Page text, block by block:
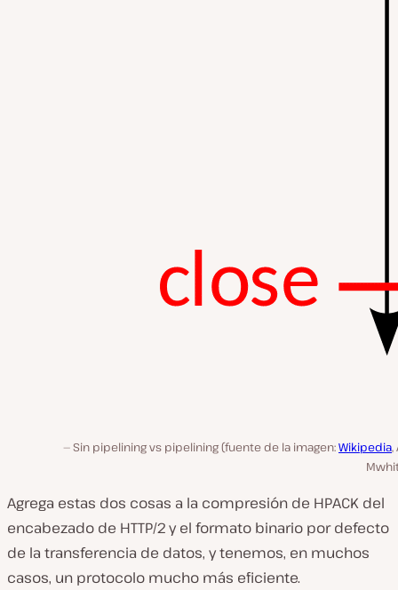
Sin pipelining vs pipelining (fuente de la imagen:Wikipedia,
Agrega estas dos cosas a la compresión de HPACK del
encabezado de HTTP/2 y el formato binario por defecto
de la transferencia de datos, y tenemos, en muchos
casos, un protocolo mucho más eficiente.